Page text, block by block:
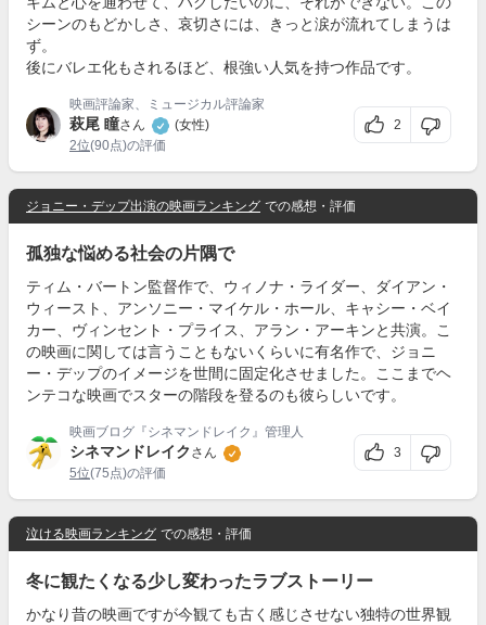
シーンのもどかしさ、哀切さには、きっと涙が流れてしまうは
ず。
後にバレエ化もされるほど、根強い人気を持つ作品です。
映画評論家、ミュージカル評論家
萩尾 瞳さん
(女性)
2位(90点)の評価
2
ジョニー・デップ出演の映画ランキング での感想・評価
孤独な悩める社会の片隅で
ティム・バートン監督作で、ウィノナ・ライダー、ダイアン・
ウィースト、アンソニー・マイケル・ホール、キャシー・ベイ
カー、ヴィンセント・プライス、アラン・アーキンと共演。こ
の映画に関しては言うこともないくらいに有名作で、ジョニ
ー・デップのイメージを世間に固定化させました。ここまでヘ
ンテコな映画でスターの階段を登るのも彼らしいです。
映画ブログ『シネマンドレイク』管理人
シネマンドレイク さん
5位(75点)の評価
3
泣ける映画ランキング での感想・評価
冬に観たくなる少し変わったラブストーリー
かなり昔の映画ですが今観ても古く感じさせない独特の世界観